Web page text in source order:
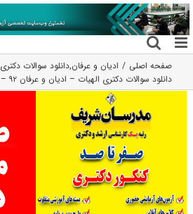
رفتن
به
محتوا
صفحه اصلی ادیان و عرفان,دانلود سوالات دکتری 92
دانلود سوالات دکتری الهیات – ادیان و عرفان ۹۲ – ۹۳